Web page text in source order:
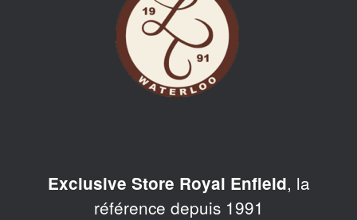
Exclusive Store Royal Enfield, la
référence depuis 1991